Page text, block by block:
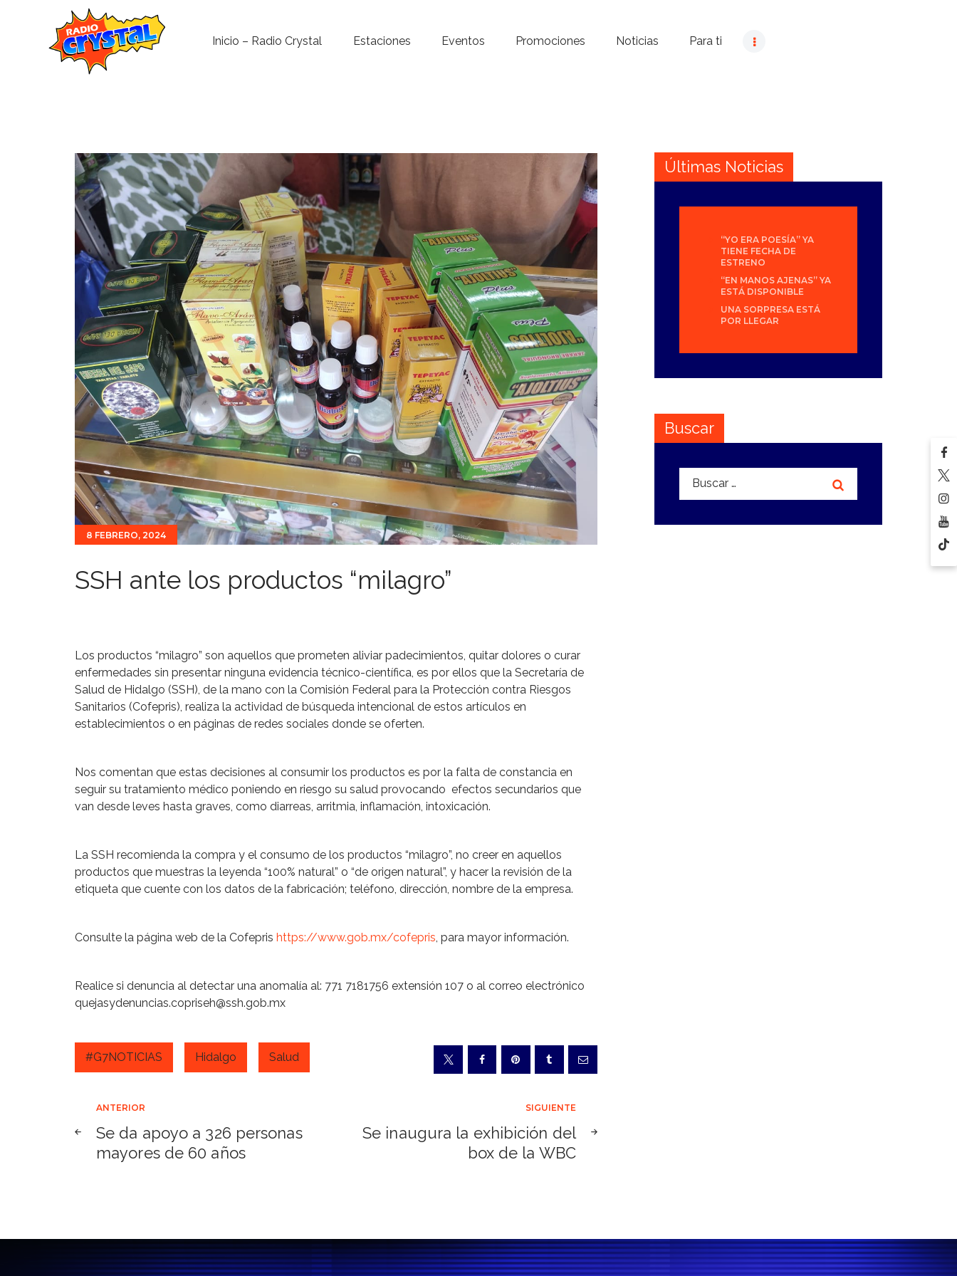
Inicio – Radio Crystal Estaciones Eventos Promociones Noticias Para ti
Noticias
Para ti
Contacto
8 FEBRERO, 2024
SSH ante los productos “milagro”
Los productos “milagro” son aquellos que prometen aliviar padecimientos, quitar dolores o curar
enfermedades sin presentar ninguna evidencia técnico-científica, es por ellos que la Secretaría de
Salud de Hidalgo (SSH), de la mano con la Comisión Federal para la Protección contra Riesgos
Sanitarios (Cofepris), realiza la actividad de búsqueda intencional de estos artículos en
establecimientos o en páginas de redes sociales donde se oferten.
Nos comentan que estas decisiones al consumir los productos es por la falta de constancia en
seguir su tratamiento médico poniendo en riesgo su salud provocando efectos secundarios que
van desde leves hasta graves, como diarreas, arritmia, inflamación, intoxicación.
La SSH recomienda la compra y el consumo de los productos “milagro”, no creer en aquellos
productos que muestras la leyenda “100% natural” o “de origen natural”, y hacer la revisión de la
etiqueta que cuente con los datos de la fabricación; teléfono, dirección, nombre de la empresa.
Consulte la página web de la Cofepris https://www.gob.mx/cofepris, para mayor información.
Realice si denuncia al detectar una anomalía al: 771 7181756 extensión 107 o al correo electrónico
quejasydenuncias.copriseh@ssh.gob.mx
#G7NOTICIAS Hidalgo Salud
Navegación
de
ANTERIOR
Se da apoyo a 326 personas
mayores de 60 años
SIGUIENTE
Se inaugura la exhibición del
box de la WBC
Últimas Noticias
“YO ERA POESÍA” YA
TIENE FECHA DE
ESTRENO
“EN MANOS AJENAS” YA
ESTÁ DISPONIBLE
UNA SORPRESA ESTÁ
POR LLEGAR
Buscar
Buscar: